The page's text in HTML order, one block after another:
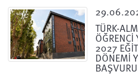
TÜRK-
2027
DÖNEMİ